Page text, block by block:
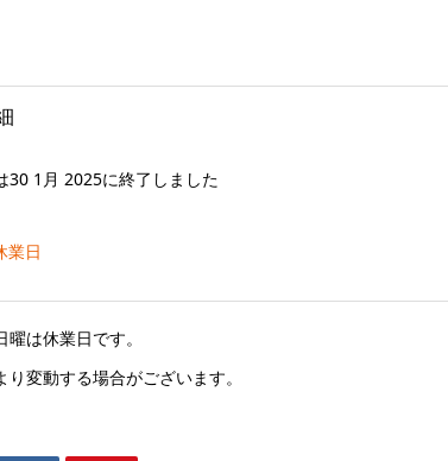
30 1月 2025に終了しました
業日
は休業日です。
り変動する場合がございます。